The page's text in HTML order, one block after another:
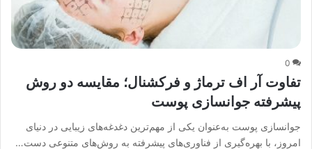
0
تفاوت آر اف ترماژ و فرکشنال؛ مقایسه دو روش
پیشرفته جوانسازی پوست
جوانسازی پوست به‌عنوان یکی از مهم‌ترین دغدغه‌های زیبایی در دنیای
امروز، با بهره‌گیری از فناوری‌های پیشرفته به روش‌های متنوعی دست…